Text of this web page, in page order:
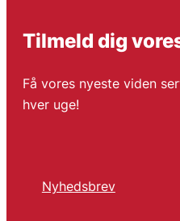
Tilmeld dig
Få vores nyeste viden
hver uge!
Nyhedsbrev